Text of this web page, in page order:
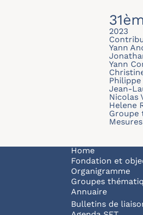
2023
Yann
Yann
Jean-
Nicolas
Helene
Groupe
Navigation
Home
Fondation et
Organigramme
Groupes
Annuaire
Bulletins de